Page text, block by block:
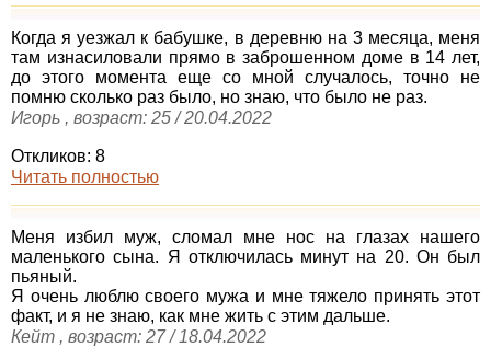
Когда я уезжал к бабушке, в деревню на 3 месяца, меня
там изнасиловали прямо в заброшенном доме в 14 лет,
до этого момента еще со мной случалось, точно не
помню сколько раз было, но знаю, что было не раз.
Игорь , возраст: 25 / 20.04.2022
Откликов: 8
Читать полностью
Меня избил муж, сломал мне нос на глазах нашего
маленького сына. Я отключилась минут на 20. Он был
пьяный.
Я очень люблю своего мужа и мне тяжело принять этот
факт, и я не знаю, как мне жить с этим дальше.
Кейт , возраст: 27 / 18.04.2022